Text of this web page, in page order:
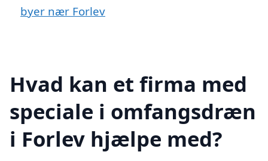
byer nær Forlev
Hvad kan et firma med
speciale i omfangsdræn
i Forlev hjælpe med?